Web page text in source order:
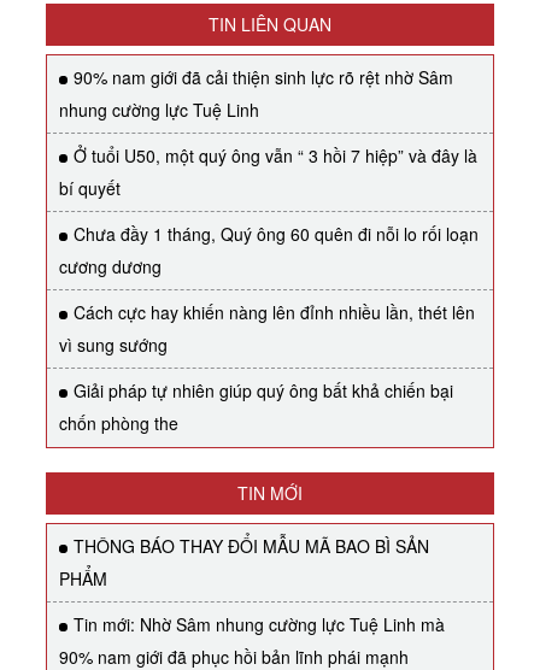
TIN LIÊN QUAN
90% nam giới đã cải thiện sinh lực rõ rệt nhờ Sâm
nhung cường lực Tuệ Linh
Ở tuổi U50, một quý ông vẫn “ 3 hồi 7 hiệp” và đây là
bí quyết
Chưa đầy 1 tháng, Quý ông 60 quên đi nỗi lo rối loạn
cương dương
Cách cực hay khiến nàng lên đỉnh nhiều lần, thét lên
vì sung sướng
Giải pháp tự nhiên giúp quý ông bất khả chiến bại
chốn phòng the
TIN MỚI
THÔNG BÁO THAY ĐỔI MẪU MÃ BAO BÌ SẢN
PHẨM
Tin mới: Nhờ Sâm nhung cường lực Tuệ Linh mà
90% nam giới đã phục hồi bản lĩnh phái mạnh